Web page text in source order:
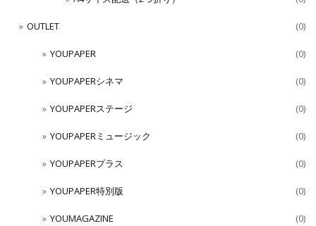
OUTLET (0)
YOUPAPER (0)
YOUPAPERシネマ (0)
YOUPAPERステージ (0)
YOUPAPERミュージック (0)
YOUPAPERプラス (0)
YOUPAPER特別版 (0)
YOUMAGAZINE (0)